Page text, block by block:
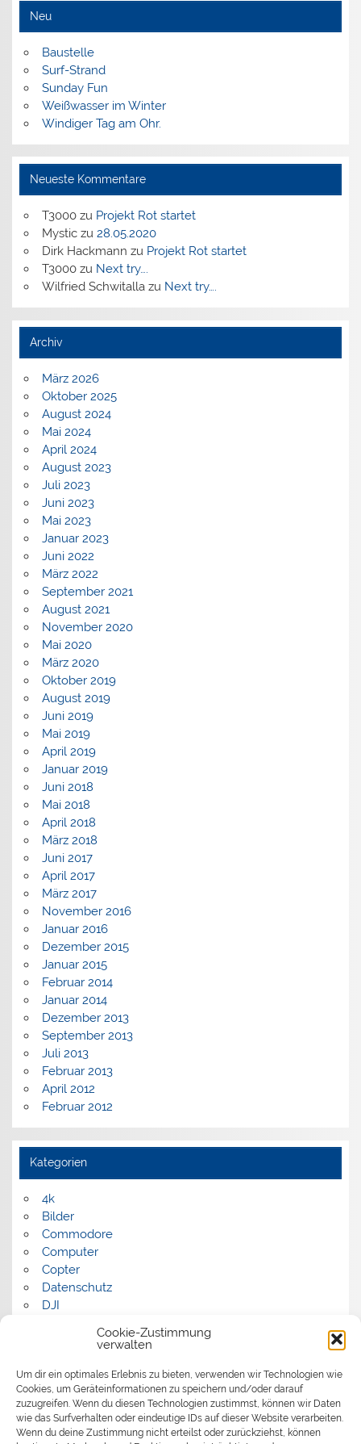
Cookie-Zustimmung
verwalten
Um dir ein optimales Erlebnis zu bieten, verwenden wir Technologien wie
Cookies, um Geräteinformationen zu speichern und/oder darauf
zuzugreifen. Wenn du diesen Technologien zustimmst, können wir Daten
wie das Surfverhalten oder eindeutige IDs auf dieser Website verarbeiten.
Wenn du deine Zustimmung nicht erteilst oder zurückziehst, können
Neu
Baustelle
Surf-Strand
Sunday Fun
Weißwasser im Winter
Windiger Tag am Ohr.
Neueste Kommentare
T3000zu Projekt Rot startet
Mysticzu 28.05.2020
Dirk Hackmann zu Projekt Rot startet
T3000zu Next try….
Wilfried Schwitallazu Next try….
Archiv
März 2026
Oktober 2025
August 2024
Mai 2024
April 2024
August 2023
Juli 2023
Juni 2023
Mai 2023
Januar 2023
Juni 2022
März 2022
September 2021
August 2021
November 2020
Mai 2020
März 2020
Oktober 2019
August 2019
Juni 2019
Mai 2019
April 2019
Januar 2019
Juni 2018
Mai 2018
April 2018
März 2018
Juni 2017
April 2017
März 2017
November 2016
Januar 2016
Dezember 2015
Januar 2015
Februar 2014
Januar 2014
Dezember 2013
September 2013
Juli 2013
Februar 2013
April 2012
Februar 2012
Kategorien
4k
Bilder
Commodore
Computer
Copter
Datenschutz
DJI
Panorama
Politik
Retrocomputer
Uncategorized